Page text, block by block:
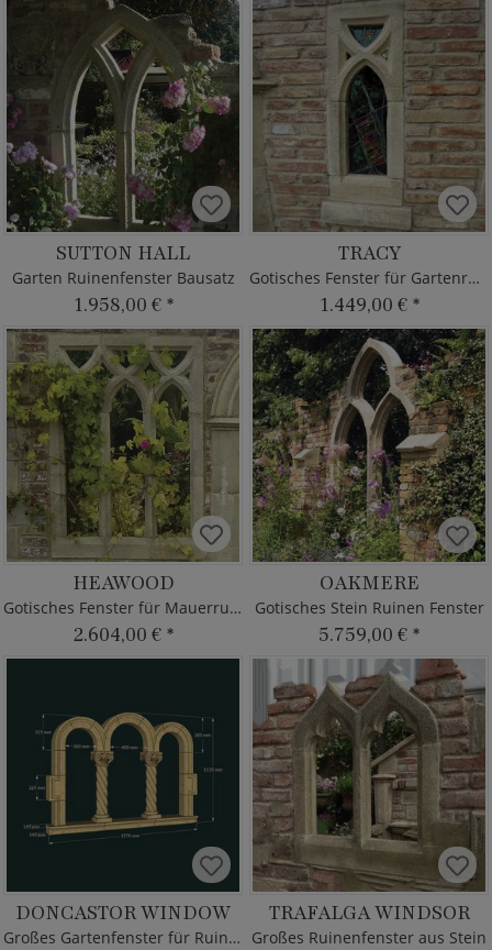
SUTTON HALL
Garten Ruinenfenster Bausatz
1.958,00 € *
TRACY
Gotisches Fenster für Gartenruine
1.449,00 € *
HEAWOOD
Gotisches Fenster für Mauerruine
2.604,00 € *
OAKMERE
Gotisches Stein Ruinen Fenster
5.759,00 € *
DONCASTOR WINDOW
Großes Gartenfenster für Ruinen
TRAFALGA WINDSOR
Großes Ruinenfenster aus Stein